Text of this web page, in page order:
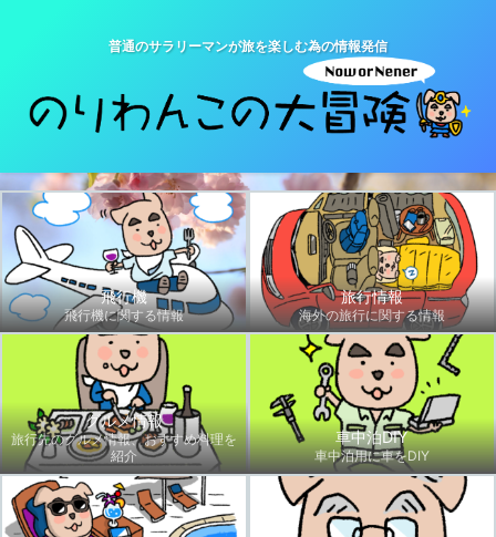
普通のサラリーマンが旅を楽しむ為の情報発信
飛行機
飛行機に関する情報
旅行情報
海外の旅行に関する情報
グルメ情報
旅行先のグルメ情報、おすすめ料理を
紹介
車中泊DIY
車中泊用に車をDIY